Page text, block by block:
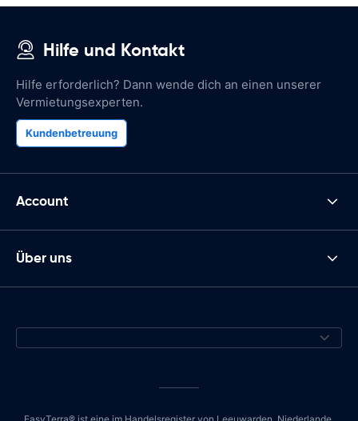
Hilfe und Kontakt
Hilfe erforderlich? Dann wende dich an einen unserer
Vermietungsexperten.
Kundenbetreuung
Account
Über uns